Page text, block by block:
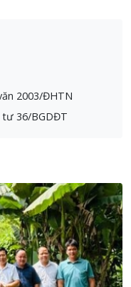
2003/ĐHTN
36/BGDĐT